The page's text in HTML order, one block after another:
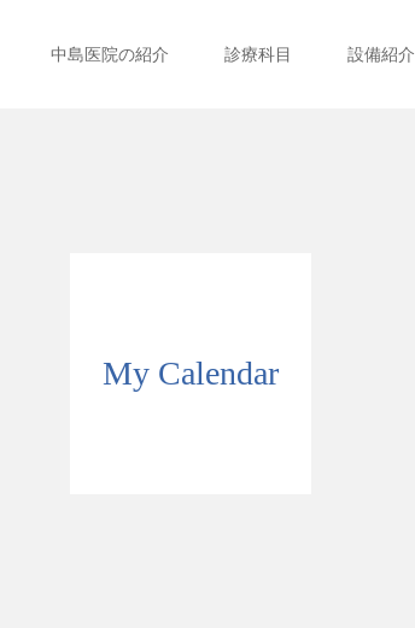
中島医院の紹介 診療科目 設備紹介
My Calendar